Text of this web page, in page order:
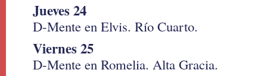
Jueves 24
D-Mente en Elvis. Río Cuarto.
Viernes 25
D-Mente en Romelia. Alta Gracia.